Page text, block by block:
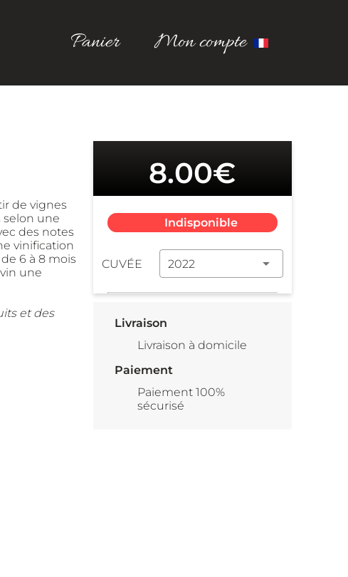
Panier Mon compte
de vignes
selon une
des notes
vinification
6 à 8 mois
une
et des
8.00€
Indisponible
CUVÉE 2022
Livraison
Livraison à domicile
Paiement
Paiement 100%
sécurisé